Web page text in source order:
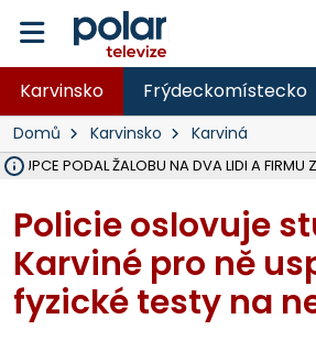
Karvinsko Frýdeckomístecko
Domů Karvinsko Karviná
PODAL ŽALOBU NA DVA LIDI A FIRMU
Policie oslovuje
Karviné pro ně
fyzické testy na